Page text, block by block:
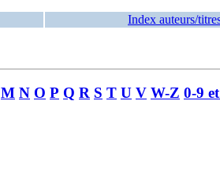
Index auteurs/
M N O P Q R S T U V W-Z 0-9